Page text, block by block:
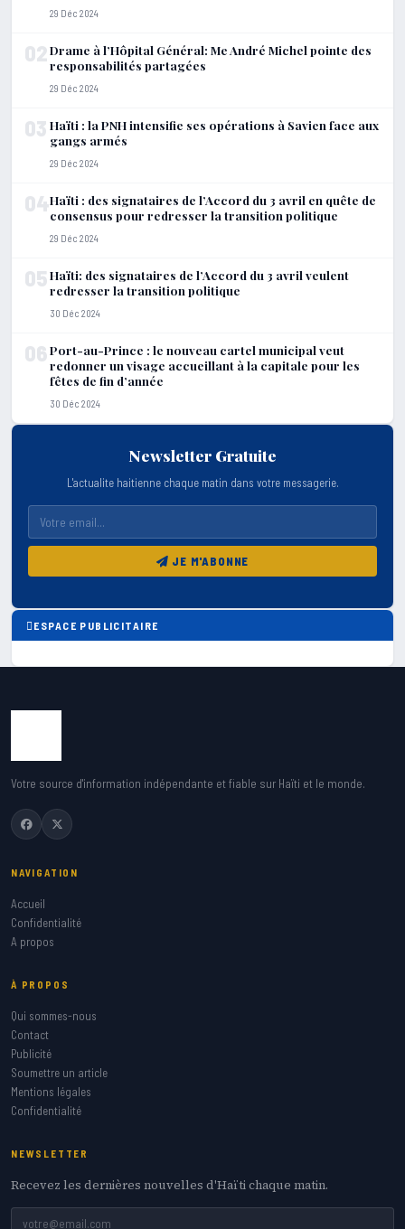
29 Déc 2024
02Drame à l’Hôpital Général: Me André Michel pointe des
responsabilités partagées
29 Déc 2024
03 Haïti : la PNH intensifie ses opérations à Savien face aux
gangs armés
29 Déc 2024
04Haïti : des signataires de l’Accord du 3 avril en quête de
consensus pour redresser la transition politique
29 Déc 2024
05Haïti: des signataires de l’Accord du 3 avril veulent
redresser la transition politique
30 Déc 2024
06Port-au-Prince : le nouveau cartel municipal veut
redonner un visage accueillant à la capitale pour les
fêtes de fin d’année
30 Déc 2024
Newsletter Gratuite
L'actualite haitienne chaque matin dans votre messagerie.
JE M'ABONNE
ESPACE PUBLICITAIRE
Votre source d'information indépendante et fiable sur Haïti et le monde.
NAVIGATION
Accueil
Confidentialité
A propos
À PROPOS
Qui sommes-nous
Contact
Publicité
Soumettre un article
Mentions légales
Confidentialité
NEWSLETTER
Recevez les dernières nouvelles d'Haïti chaque matin.